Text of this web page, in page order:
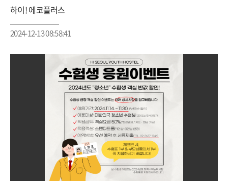
하이! 에코플러스
2024-12-13 08:58:41